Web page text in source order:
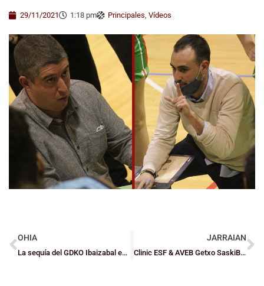
29/11/2021 1:18 pm Principales, Vídeos
OHIA
La sequía del GDKO Ibaizabal en el último cuarto le pone en bandeja el derbi al HGB Ausarta Barakaldo
JARRAIAN
Clinic ESF & AVEB Getxo SaskiBaloi Taldea